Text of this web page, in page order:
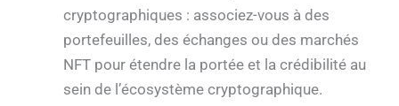
cryptographiques : associez-vous à des
portefeuilles, des échanges ou des marchés
NFT pour étendre la portée et la crédibilité au
sein de l’écosystème cryptographique.